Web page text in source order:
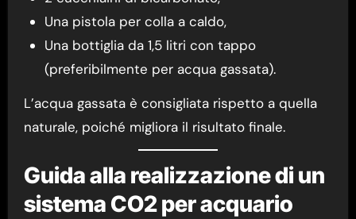
Una pistola per colla a caldo,
Una bottiglia da 1,5 litri con tappo
(preferibilmente per acqua gassata).
L’acqua gassata è consigliata rispetto a quella
naturale, poiché migliora il risultato finale.
Guida alla realizzazione di un
sistema CO2 per acquario